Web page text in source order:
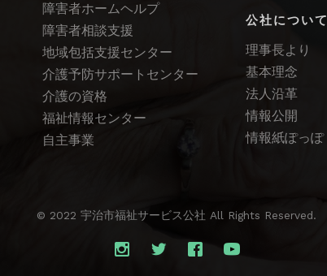
障害者ホームヘルプ
障害者相談支援
地域包括支援センター
介護予防サポートセンター
介護の資格
福祉情報センター
自主事業
公社について
理事長より
基本理念
法人沿革
情報公開
情報紙ぽっぽ
© 2022 宇治市福祉サービス公社 All Rights Reserved.